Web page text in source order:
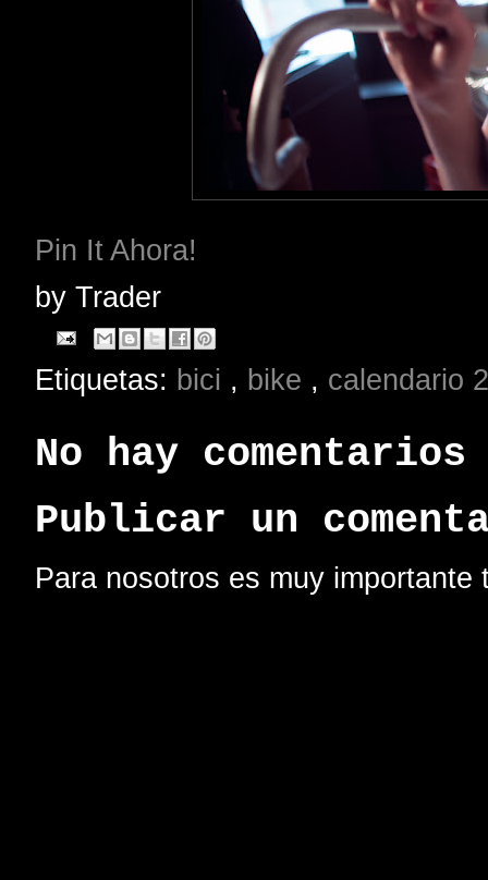
Pin It Ahora!
by Trader
Etiquetas: bici , bike , calendario
No hay
Publicar un
Para nosotros es muy